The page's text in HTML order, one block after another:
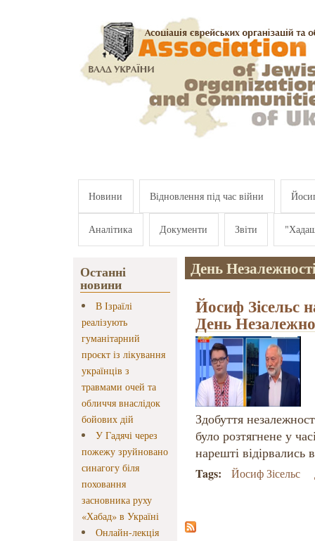
Новини Відновлення під час війни
Аналітика Документи Звіти
Останні
новини
В Ізраїлі
реалізують
гуманітарний
проєкт із лікування
українців з
травмами очей та
обличчя внаслідок
бойових дій
У Гадячі через
пожежу зруйновано
синагогу біля
поховання
засновника руху
«Хабад» в Україні
Онлайн-лекція
День
Йосиф Зісельс
День
Здобуття
було розтягнене у
нарешті відірвались
Tags: Йосиф Зісельс